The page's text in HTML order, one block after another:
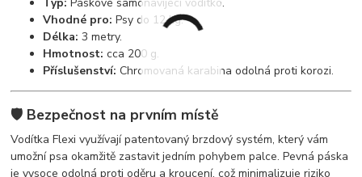
Vhodné pro: Psy do 12 kg.
Délka: 3 metry.
Hmotnost: cca 200 g.
Příslušenství: Chromovaná karabina odolná proti korozi.
🛡️ Bezpečnost na prvním místě
Vodítka Flexi využívají patentovaný brzdový systém, který vám
umožní psa okamžitě zastavit jedním pohybem palce. Pevná páska
je vysoce odolná proti oděru a kroucení, což minimalizuje riziko